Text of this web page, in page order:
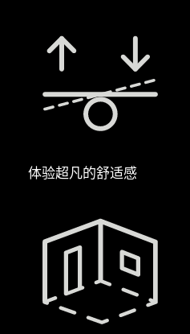
体验超凡的舒适感